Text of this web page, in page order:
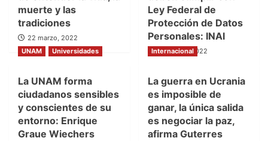
muerte y las
tradiciones
22 marzo, 2022
Ley Federal de
Protección de Datos
Personales: INAI
22 marzo, 2022
UNAM Universidades
La UNAM forma
ciudadanos sensibles
y conscientes de su
entorno: Enrique
Graue Wiechers
Internacional
La guerra en Ucrania
es imposible de
ganar, la única salida
es negociar la paz,
afirma Guterres